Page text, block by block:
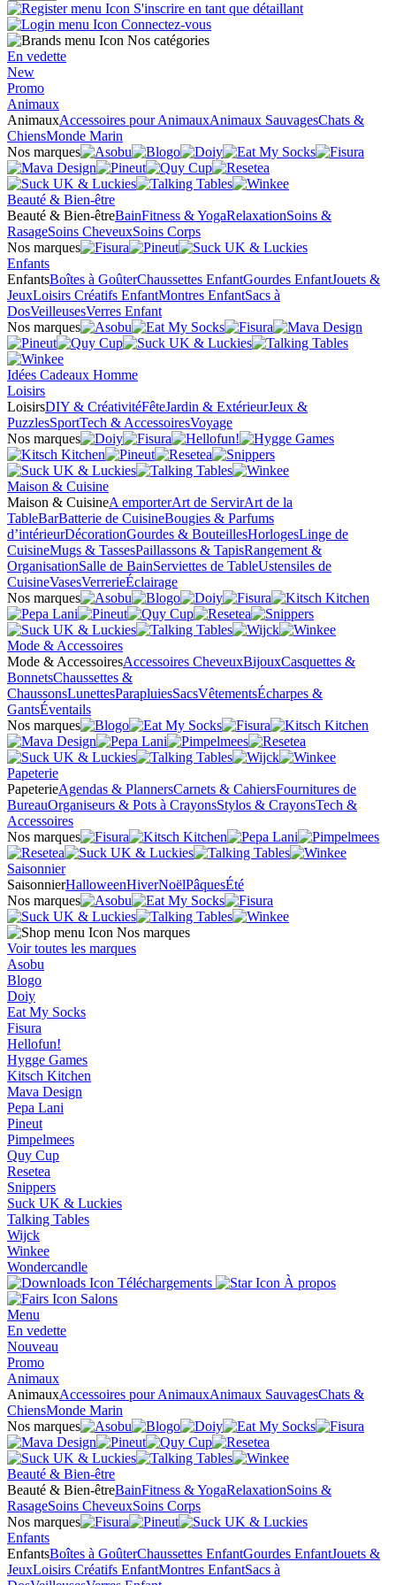
S'inscrire en tant que détaillant
Connectez-vous
Nos catégories
En vedette
New
Promo
Animaux
AnimauxAccessoires pour AnimauxAnimaux SauvagesChats &
ChiensMonde Marin
Nos marques
Beauté & Bien-être
Beauté & Bien-êtreBainFitness & YogaRelaxationSoins &
RasageSoins CheveuxSoins Corps
Nos marques
Enfants
EnfantsBoîtes à GoûterChaussettes EnfantGourdes EnfantJouets &
JeuxLoisirs Créatifs EnfantMontres EnfantSacs à
DosVeilleusesVerres Enfant
Nos marques
Idées Cadeaux Homme
Loisirs
LoisirsDIY & CréativitéFêteJardin & ExtérieurJeux &
PuzzlesSportTech & AccessoiresVoyage
Nos marques
Maison & Cuisine
Maison & CuisineA emporterArt de ServirArt de la
TableBarBatterie de CuisineBougies & Parfums
d’intérieurDécorationGourdes & BouteillesHorlogesLinge de
CuisineMugs & TassesPaillassons & TapisRangement &
OrganisationSalle de BainServiettes de TableUstensiles de
CuisineVasesVerrerieÉclairage
Nos marques
Mode & Accessoires
Mode & AccessoiresAccessoires CheveuxBijouxCasquettes &
BonnetsChaussettes &
ChaussonsLunettesParapluiesSacsVêtementsÉcharpes &
GantsÉventails
Nos marques
Papeterie
PapeterieAgendas & PlannersCarnets & CahiersFournitures de
BureauOrganiseurs & Pots à CrayonsStylos & CrayonsTech &
Accessoires
Nos marques
Saisonnier
SaisonnierHalloweenHiverNoëlPâquesÉté
Nos marques
Nos marques
Voir toutes les marques
Asobu
Blogo
Doiy
Eat My Socks
Fisura
Hellofun!
Hygge Games
Kitsch Kitchen
Mava Design
Pepa Lani
Pineut
Pimpelmees
Quy Cup
Resetea
Snippers
Suck UK & Luckies
Talking Tables
Wijck
Winkee
Wondercandle
Téléchargements
À propos
Salons
Menu
En vedette
Nouveau
Promo
Animaux
AnimauxAccessoires pour AnimauxAnimaux SauvagesChats &
ChiensMonde Marin
Nos marques
Beauté & Bien-être
Beauté & Bien-êtreBainFitness & YogaRelaxationSoins &
RasageSoins CheveuxSoins Corps
Nos marques
Enfants
EnfantsBoîtes à GoûterChaussettes EnfantGourdes EnfantJouets &
JeuxLoisirs Créatifs EnfantMontres EnfantSacs à